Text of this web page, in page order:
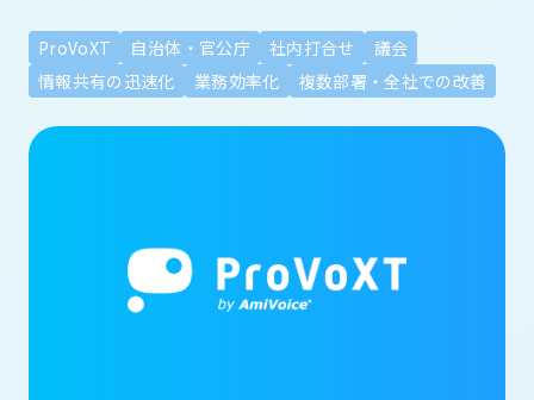
ProVoXT 自治体・官公庁 社内打合せ
議会
情報共有の迅速化
業務効率化 複数部署・全社での改善